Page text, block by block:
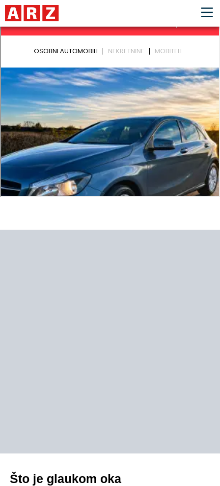
Što je glaukom oka